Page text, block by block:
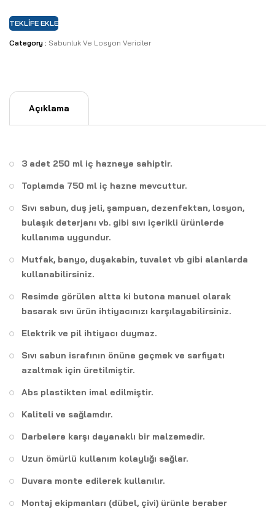
TEKLIFE EKLE
Category : Sabunluk Ve Losyon Vericiler
Açıklama
3 adet 250 ml iç hazneye sahiptir.
Toplamda 750 ml iç hazne mevcuttur.
Sıvı sabun, duş jeli, şampuan, dezenfektan, losyon,
bulaşık deterjanı vb. gibi sıvı içerikli ürünlerde
kullanıma uygundur.
Mutfak, banyo, duşakabin, tuvalet vb gibi alanlarda
kullanabilirsiniz.
Resimde görülen altta ki butona manuel olarak
basarak sıvı ürün ihtiyacınızı karşılayabilirsiniz.
Elektrik ve pil ihtiyacı duymaz.
Sıvı sabun israfının önüne geçmek ve sarfiyatı
azaltmak için üretilmiştir.
Abs plastikten imal edilmiştir.
Kaliteli ve sağlamdır.
Darbelere karşı dayanaklı bir malzemedir.
Uzun ömürlü kullanım kolaylığı sağlar.
Duvara monte edilerek kullanılır.
Montaj ekipmanları (dübel, çivi) ürünle beraber